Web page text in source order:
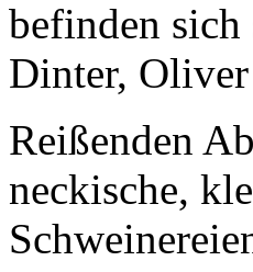
befinden
Dinter,
Reißenden
neckische,